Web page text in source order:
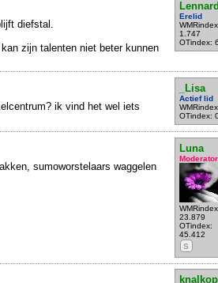
Erelid
1.747
OTindex:
diefstal.
zijn talenten niet beter kunnen
_Lisa
Actief lid
OTindex:
ik vind het wel iets
Luna
Moderator
23.879
OTindex:
45.412
S
sumoworstelaars waggelen
knalkop